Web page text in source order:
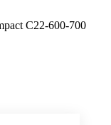
C22-600-700